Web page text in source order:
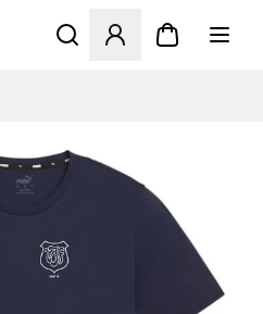
Megnyit egy modált a